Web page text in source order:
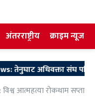
अंतरराष्ट्रीय क्राइम न्यूज
अधिवक्ता संघ परिसर में
विश्व आत्महत्या रोकथाम